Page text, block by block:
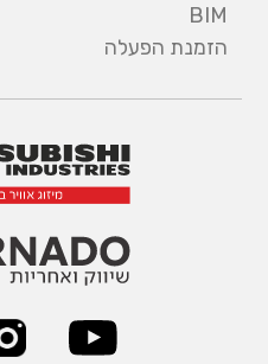
BIM
הזמנת הפעלה